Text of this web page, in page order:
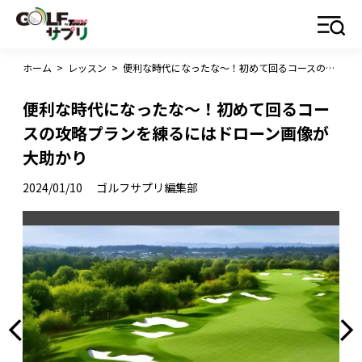
ホーム > レッスン > 便利な時代になったな〜！初めて回るコースの攻略プランを練るにはドローン画像が大助かり
便利な時代になったな〜！初めて回るコー
スの攻略プランを練るにはドローン画像が
大助かり
2024/01/10 ゴルフサプリ編集部